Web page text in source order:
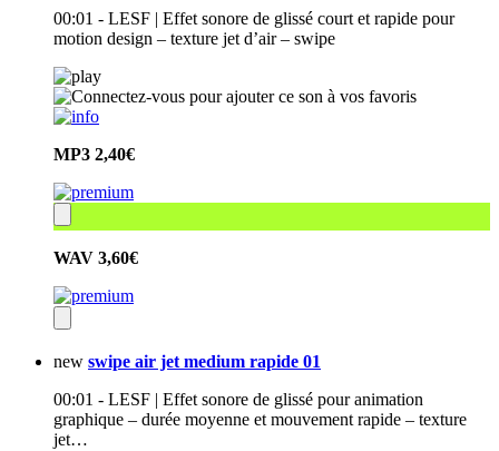
00:01 - LESF | Effet sonore de glissé court et rapide pour
motion design – texture jet d’air – swipe
MP3 2,40€
WAV 3,60€
new swipe air jet medium rapide 01
00:01 - LESF | Effet sonore de glissé pour animation
graphique – durée moyenne et mouvement rapide – texture
jet…